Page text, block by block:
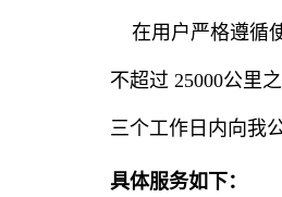
在用户严格遵循
不超过 25000公里
三个工作日内向我
具体服务如下：